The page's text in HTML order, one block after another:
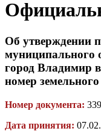
Об утверждении
муниципального
город Владимир
номер
Номер документа: 339
Дата принятия: